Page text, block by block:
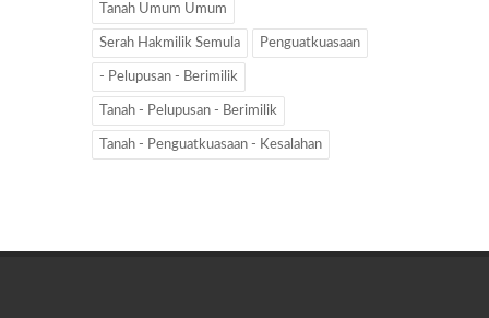
Tanah Umum Umum
Serah Hakmilik Semula Penguatkuasaan
- Pelupusan - Berimilik
Tanah - Pelupusan - Berimilik
Tanah - Penguatkuasaan - Kesalahan